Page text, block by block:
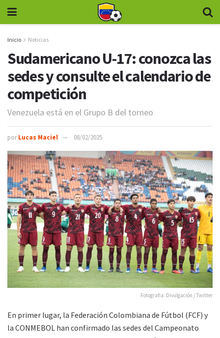
Inicio Noticias
Sudamericano U-17: conozca las
sedes y consulte el calendario de
competición
Venezuela está en el Grupo B del torneo
por Lucas Maciel 08/02/2025
Fotografia: Divulgación / Twitter
En primer lugar, la Federación Colombiana de Fútbol (FCF) y
la CONMEBOL han confirmado las sedes del Campeonato